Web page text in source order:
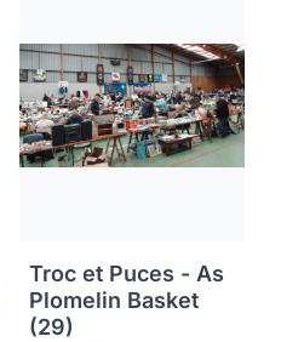
Troc et Puces - As
Plomelin Basket
(29)